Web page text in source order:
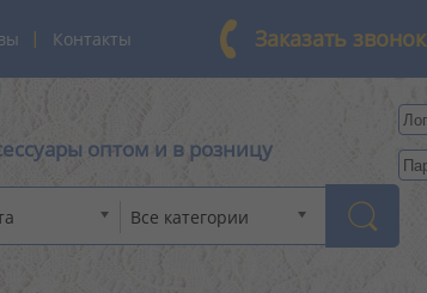
Контакты Заказать звонок
оптом и в розницу
Все категории